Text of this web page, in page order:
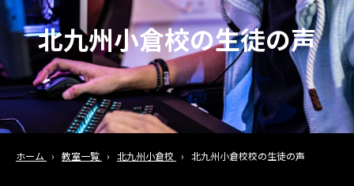
v
i
t
北九州小倉校の生徒の声
ホーム › 教室一覧 › 北九州小倉校 › 北九州小倉校校の生徒の声